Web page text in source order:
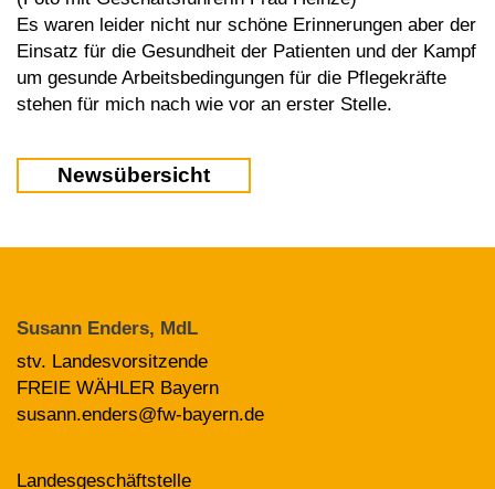
Es waren leider nicht nur schöne Erinnerungen aber der
Einsatz für die Gesundheit der Patienten und der Kampf
um gesunde Arbeitsbedingungen für die Pflegekräfte
stehen für mich nach wie vor an erster Stelle.
Newsübersicht
Susann Enders, MdL
stv. Landesvorsitzende
FREIE WÄHLER Bayern
susann.enders@fw-bayern.de
Landesgeschäftstelle